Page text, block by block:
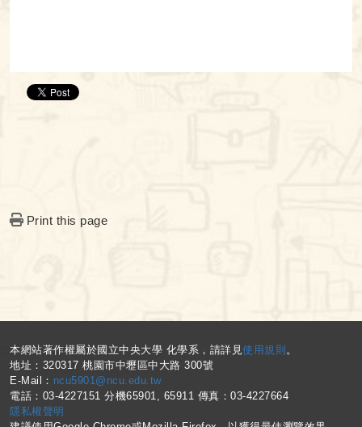
Print this page
:::本網站著作權屬於國立中央大學 化學系，請詳見使用規則 。
地址：320317 桃園市中壢區中大路 300號
E-Mail： ncu5901@ncu.edu.tw
電話：03-4227151 分機65901, 65911 傳真：03-4227664
隱私權聲明